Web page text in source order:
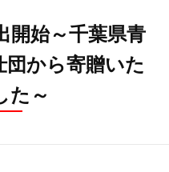
開始～千葉県青
団から寄贈いた
た～